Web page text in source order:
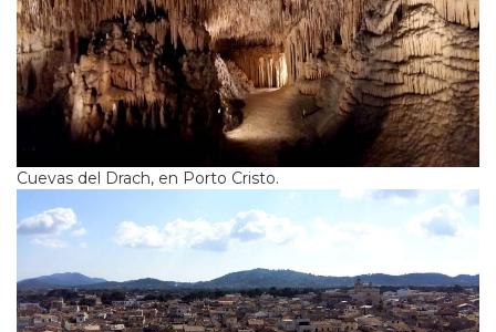
Cuevas del Drach, en Porto Cristo.